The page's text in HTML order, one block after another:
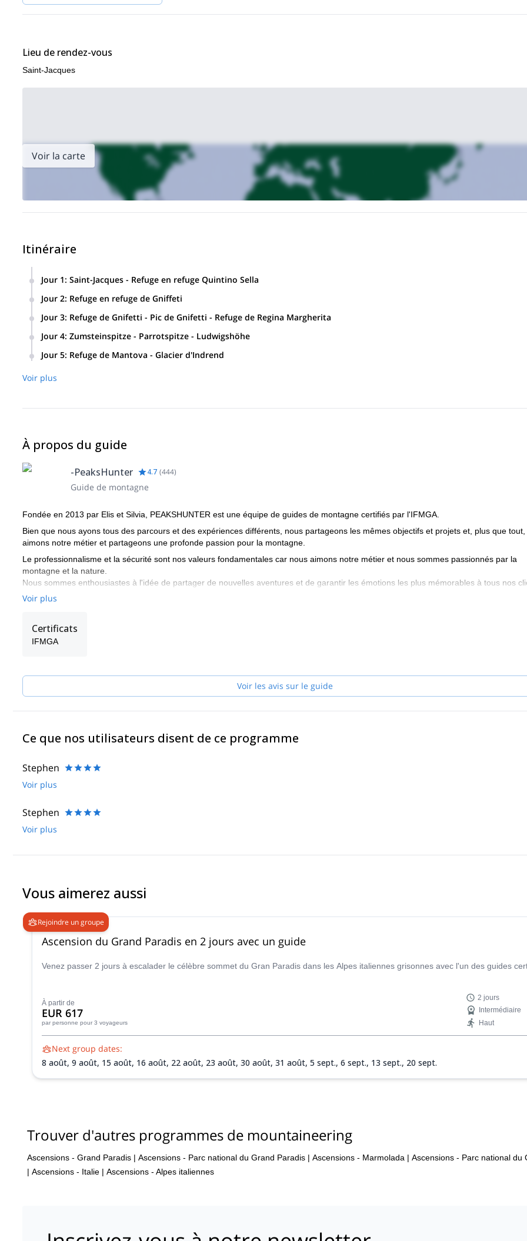
Lieu de rendez-vous
Saint-Jacques
Voir la carte
Itinéraire
Jour 1: Saint-Jacques - Refuge en refuge Quintino Sella
Bettolina à 3058 mètres. De là, nous ferons une randonnée d'acclimatation autour du refuge Quintino Sella à 3602 mètres.
Jour 2: Refuge en refuge de Gniffeti
Refuge en refuge de Gniffeti à 3455 m.
Jour 3: Refuge de Gnifetti - Pic de Gnifetti - Refuge de Regina Margherita
Margherita, l'observatoire le plus haut d'Europe.
Jour 4: Zumsteinspitze - Parrotspitze - Ludwigshöhe
m), Balmenhorn(4167 mètres), puis au sommet du
Jour 5: Refuge de Mantova - Glacier d'Indrend
bon repas du midi. Après le repas du midi, nous descendrons vers Saint-Jacques.
Voir plus
À propos du guide
-PeaksHunter 4.7 (444)
Guide de montagne
Fondée en 2013 par Elis et Silvia, PEAKSHUNTER est une équipe de guides de montagne certifiés par l'IFMGA.
Bien que nous ayons tous des parcours et des expériences différents, nous partageons les mêmes objectifs et projets et, plus que
aimons notre métier et partageons une profonde passion pour la montagne.
Le professionnalisme et la sécurité sont nos valeurs fondamentales car nous aimons notre métier et nous sommes passionnés par la
montagne et la nature.
Nous sommes enthousiastes à l'idée de partager de nouvelles aventures et de garantir les émotions les plus mémorables à tous nos
Si vous êtes intéressés à expérimenter la beauté de la nature et la puissance des montagnes, les guides de montagne Peakshunter
heureux de vous guider ! Nous voulons vous procurer des émotions intenses et voulons être là pour les partager avec vous. Nous avons
Nous voulons construire une relation forte et durable avec nos clients, fondée sur le respect que nous éprouvons pour tous ceux qui
rejoignent dans l'exploration de ce monde vertical saisissant.
que quelques-uns des 4000 sommets des Alpes qui se trouvent à proximité de la région où nous vivons et travaillons : la belle petite
de la Vallée d'Aoste, proche des frontières françaises et suisses et non loin des aéroports internationaux de Genève, Milan et Turin.
d'imagination et nous réaliserons votre programme comme vous souhaitez le vivre !
compagnons, des entraîneurs personnels, des consultants et des soutiens compétents pour tout ce dont vous avez besoin pour planifier
Voir plus
Certificats
IFMGA
Voir les avis sur le guide
Ce que nos utilisateurs disent de ce programme
Stephen
Voir plus
Stephen
Voir plus
Vous aimerez aussi
Rejoindre un groupe
Ascension du Grand Paradis en 2 jours avec un guide
Venez passer 2 jours à escalader le célèbre sommet du Gran Paradis dans les Alpes italiennes grisonnes avec l'un des guides
À partir de
EUR 617
par personne pour 3 voyageurs
2 jours
Intermédiaire
Haut
Next group dates:
8 août, 9 août, 15 août, 16 août, 22 août, 23 août, 30 août, 31 août, 5 sept., 6 sept., 13 sept., 20 sept.
Trouver d'autres programmes de mountaineering
Ascensions - Grand Paradis | Ascensions - Parc national du Grand Paradis | Ascensions - Marmolada | Ascensions - Parc national du
| Ascensions - Italie | Ascensions - Alpes italiennes